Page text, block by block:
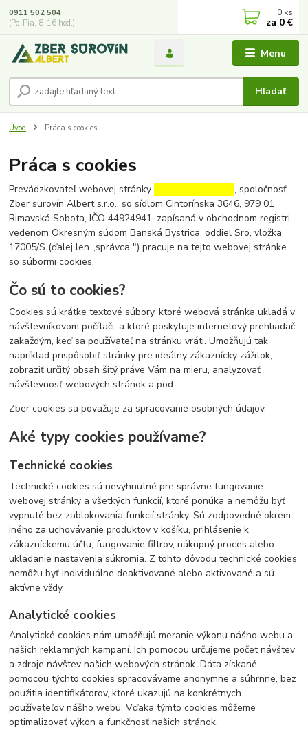
Menu
Hľadať
0911 502 504
(Po-Pia, 8-16 hod.)
0 ks
za 0 €
Úvod Práca s cookies
Práca s cookies
Prevádzkovateľ webovej stránky……..........................……., spoločnosť
Zber surovín Albert s.r.o., so sídlom Cintorínska 3646, 979 01
Rimavská Sobota, IČO 44924941, zapísaná v obchodnom registri
vedenom Okresným súdom Banská Bystrica, oddiel Sro, vložka
17005/S (ďalej len „správca ") pracuje na tejto webovej stránke
so súbormi cookies.
Čo sú to cookies?
Cookies sú krátke textové súbory, ktoré webová stránka ukladá v
návštevníkovom počítači, a ktoré poskytuje internetový prehliadač
zakaždým, keď sa používateľ na stránku vráti. Umožňujú tak
napríklad prispôsobiť stránky pre ideálny zákaznícky zážitok,
zobraziť určitý obsah šitý práve Vám na mieru, analyzovať
návštevnosť webových stránok a pod.
Zber cookies sa považuje za spracovanie osobných údajov.
Aké typy cookies používame?
Technické cookies
Technické cookies sú nevyhnutné pre správne fungovanie
webovej stránky a všetkých funkcií, ktoré ponúka a nemôžu byť
vypnuté bez zablokovania funkcií stránky. Sú zodpovedné okrem
iného za uchovávanie produktov v košíku, prihlásenie k
zákazníckemu účtu, fungovanie filtrov, nákupný proces alebo
ukladanie nastavenia súkromia. Z tohto dôvodu technické cookies
nemôžu byť individuálne deaktivované alebo aktivované a sú
aktívne vždy.
Analytické cookies
Analytické cookies nám umožňujú meranie výkonu nášho webu a
našich reklamných kampaní. Ich pomocou určujeme počet návštev
a zdroje návštev našich webových stránok. Dáta získané
pomocou týchto cookies spracovávame anonymne a súhrnne, bez
použitia identifikátorov, ktoré ukazujú na konkrétnych
používateľov nášho webu. Vďaka týmto cookies môžeme
optimalizovať výkon a funkčnosť našich stránok.